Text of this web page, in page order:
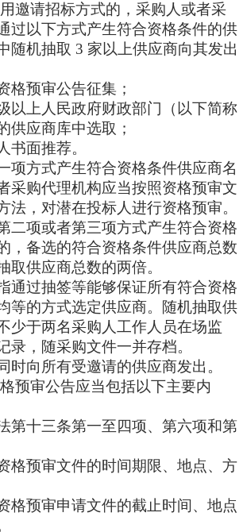
邀请招标方式的，采购人或者采
过以下方式产生符合资格条件的供
随机抽取 3 家以上供应商向其发出
格预审公告征集；
以上人民政府财政部门（以下简称
供应商库中选取；
书面推荐。
项方式产生符合资格条件供应商名
采购代理机构应当按照资格预审文
法，对潜在投标人进行资格预审。
二项或者第三项方式产生符合资格
，备选的符合资格条件供应商总数
取供应商总数的两倍。
通过抽签等能够保证所有符合资格
等的方式选定供应商。随机抽取供
少于两名采购人工作人员在场监
录，随采购文件一并存档。
时向所有受邀请的供应商发出。
预审公告应当包括以下主要内
第十三条第一至四项、第六项和第
格预审文件的时间期限、地点、方
格预审申请文件的截止时间、地点